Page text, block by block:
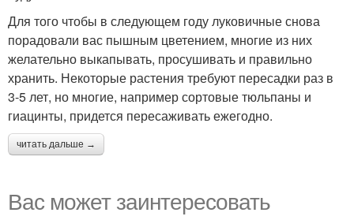
Для того чтобы в следующем году луковичные снова
порадовали вас пышным цветением, многие из них
желательно выкапывать, просушивать и правильно
хранить. Некоторые растения требуют пересадки раз в
3-5 лет, но многие, например сортовые тюльпаны и
гиацинты, придется пересаживать ежегодно.
читать дальше →
Вас может заинтересовать